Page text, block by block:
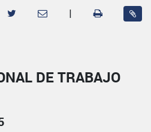
|
DE TRABAJO